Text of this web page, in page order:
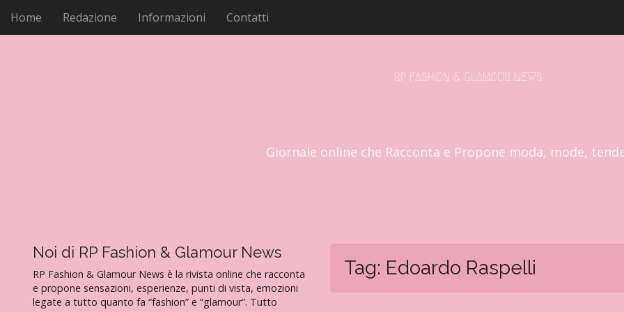
M
i
Home Redazione Informazioni Contatti
RP FASHION & GLAMOUR NEWS
Giornale online che Racconta e Propone moda, mode,
Tag: Edoardo Raspelli
Noi di RP Fashion & Glamour News
RP Fashion & Glamour News è la rivista online che racconta
e propone sensazioni, esperienze, punti di vista, emozioni
legate a tutto quanto fa “fashion” e “glamour”. Tutto